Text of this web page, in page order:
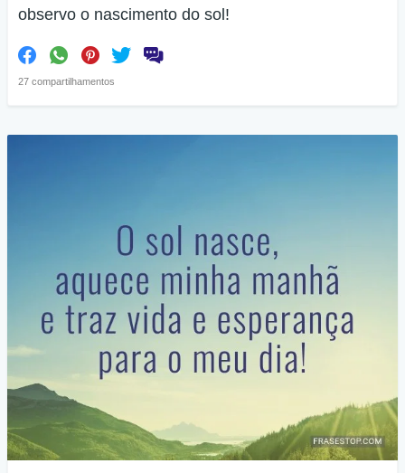
observo o nascimento do sol!
27 compartilhamentos